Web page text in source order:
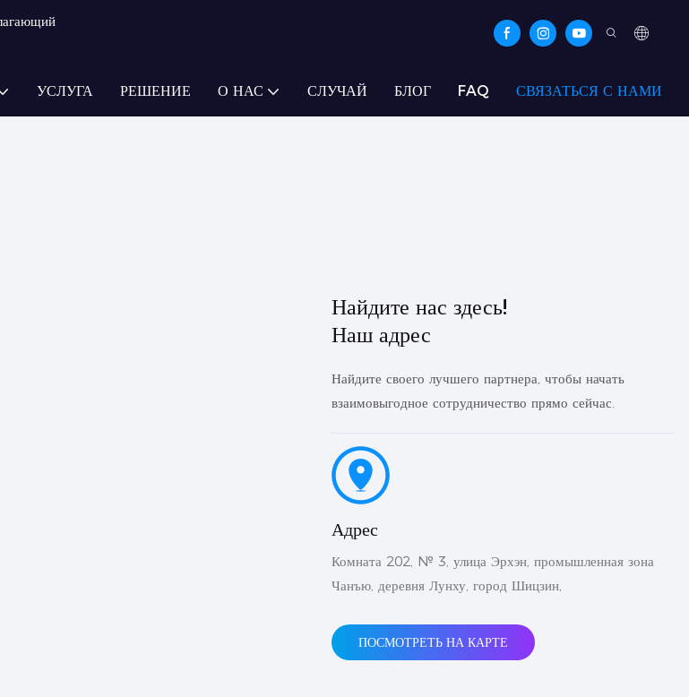
УСЛУГА РЕШЕНИЕ О НАС СЛУЧАЙ БЛОГ FAQ СВЯЗАТЬСЯ С НАМИ
Найдите нас здесь!
Наш адрес
Найдите своего лучшего партнера, чтобы начать
взаимовыгодное сотрудничество прямо сейчас.
Адрес
Комната 202, № 3, улица Эрхэн, промышленная зона
Чанъю, деревня Лунху, город Шицзин,
ПОСМОТРЕТЬ НА КАРТЕ